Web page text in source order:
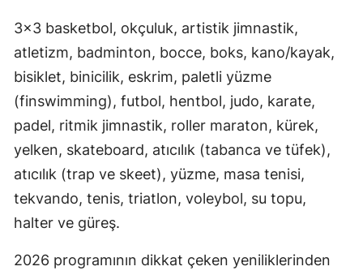
3×3 basketbol, okçuluk, artistik jimnastik,
atletizm, badminton, bocce, boks, kano/kayak,
bisiklet, binicilik, eskrim, paletli yüzme
(finswimming), futbol, hentbol, judo, karate,
padel, ritmik jimnastik, roller maraton, kürek,
yelken, skateboard, atıcılık (tabanca ve tüfek),
atıcılık (trap ve skeet), yüzme, masa tenisi,
tekvando, tenis, triatlon, voleybol, su topu,
halter ve güreş.
2026 programının dikkat çeken yeniliklerinden